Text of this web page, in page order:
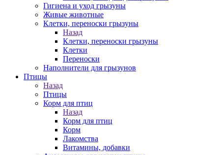
Гигиена и уход грызуны
Живые животные
Клетки, переноски грызуны
Назад
Клетки, переноски грызуны
Клетки
Переноски
Наполнители для грызунов
Птицы
Назад
Птицы
Корм для птиц
Назад
Корм для птиц
Корм
Лакомства
Витамины, добавки